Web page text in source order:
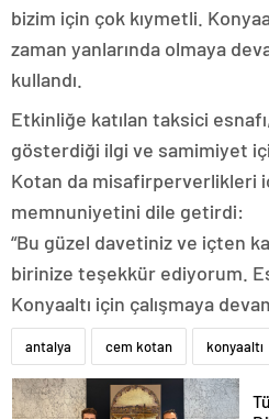
bizim için çok kıymetli.
zaman yanlarında olmaya
kullandı.
Etkinliğe katılan taksici
gösterdiği ilgi ve samimiyet
Kotan da misafirperverlikleri
memnuniyetini dile getirdi:
“Bu güzel davetiniz ve içten
birinize teşekkür ediyorum.
Konyaaltı için çalışmaya
antalya cem kotan konyaaltı